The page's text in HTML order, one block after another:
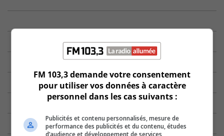
FM 103,3 demande votre consentement
pour utiliser vos données à caractère
personnel dans les cas suivants :
Publicités et contenu personnalisés, mesure de
performance des publicités et du contenu, études
d’audience et développement de services